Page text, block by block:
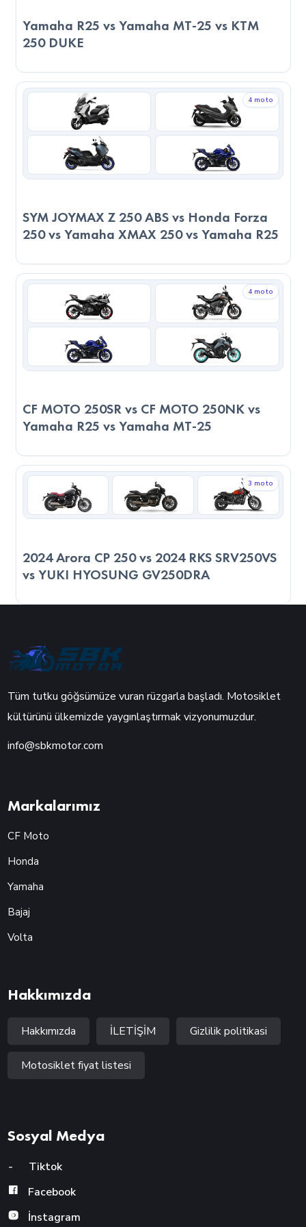
Servis ve Parça Durumu:
R25, servis kalitesi açısından daha iyi yorumlara sahip. 2023
Yamaha R25, yedek parça erişiminde daha avantajlı.
Genel Değerlendirme:
Her iki modelin de öne çıktığı farklı alanlar bulunuyor. 2024
RKS SRV250VS, bazı teknik alanlarda avantaj sunarken;
Eğer konfor, yakıt ekonomisi ve şehir içi pratiklik arıyorsanız
2024 RKS SRV250VS sizin için uygun olabilir. Ancak yüksek
daha cazip bir seçenek olacaktır. Son kararı verirken, sadece
teknik verilere değil, kullanım amacınıza, sürüş
alışkanlıklarınıza ve motosikleti nerede kullanacağınızı göz
önünde bulundurmanız önemlidir.
Yamaha R25 vs Yamaha MT-25 vs KTM
250 DUKE
4 moto
SYM JOYMAX Z 250 ABS vs Honda Forza
250 vs Yamaha XMAX 250 vs Yamaha R25
4 moto
CF MOTO 250SR vs CF MOTO 250NK vs
Yamaha R25 vs Yamaha MT-25
3 moto
2024 Arora CP 250 vs 2024 RKS SRV250VS
vs YUKI HYOSUNG GV250DRA
Tüm tutku göğsümüze vuran rüzgarla başladı. Motosiklet
kültürünü ülkemizde yaygınlaştırmak vizyonumuzdur.
info@sbkmotor.com
Markalarımız
CF Moto
Honda
Yamaha
Bajaj
Volta
Hakkımızda
Hakkımızda İLETİŞİM Gizlilik politikasi
Motosiklet fiyat listesi
Sosyal Medya
-
Tiktok
Facebook
İnstagram